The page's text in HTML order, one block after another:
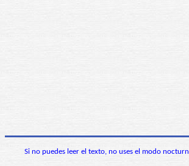
Si no puedes leer el texto, no uses el modo